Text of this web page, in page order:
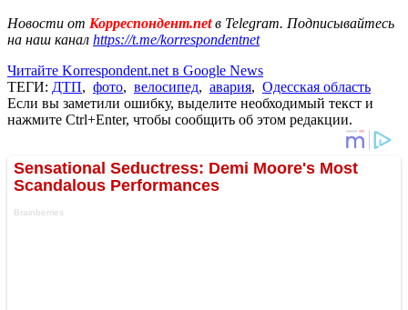
Новости от Корреспондент.netв Telegram. Подписывайтесь
на наш канал https://t.me/korrespondentnet
Читайте Korrespondent.net в Google News
ТЕГИ: ДТП, фото, велосипед, авария, Одесская область
Если вы заметили ошибку, выделите необходимый текст и
нажмите Ctrl+Enter, чтобы сообщить об этом редакции.